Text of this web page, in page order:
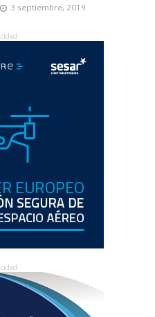
3 septiembre, 2019